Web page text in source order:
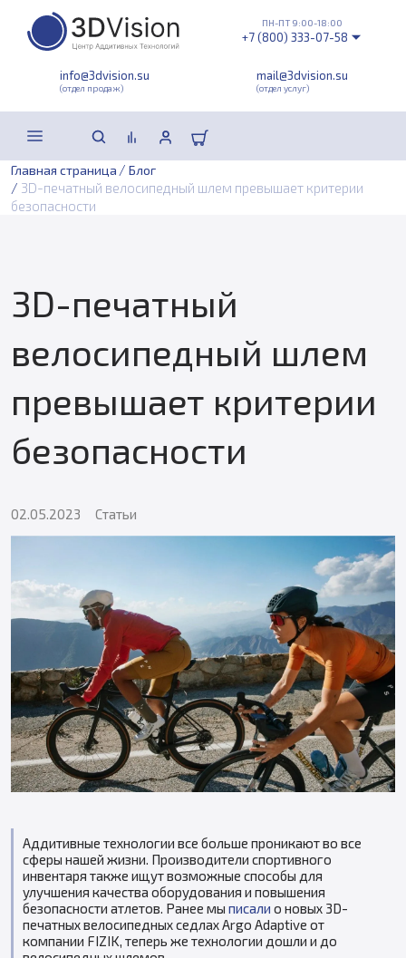
info@3dvision.su
(отдел продаж)
mail@3dvision.su
(отдел услуг)
ПН-ПТ 9:00-18:00
+7 (800) 333-07-58
Главная страница / Блог
/ 3D-печатный велосипедный шлем превышает критерии
безопасности
3D-печатный
велосипедный шлем
превышает критерии
безопасности
02.05.2023 Статьи
Аддитивные технологии все больше проникают во все
сферы нашей жизни. Производители спортивного
инвентаря также ищут возможные способы для
улучшения качества оборудования и повышения
безопасности атлетов. Ранее мы писали о новых 3D-
печатных велосипедных седлах Argo Adaptive от
компании FIZIK, теперь же технологии дошли и до